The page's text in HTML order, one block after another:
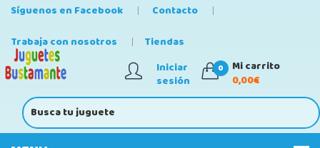
Síguenos en Facebook
Contacto
Trabaja con nosotros
Tiendas
Iniciar
sesión
0
Mi carrito
0,00€